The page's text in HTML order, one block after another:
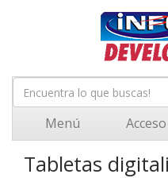
Menú Acceso
Tabletas